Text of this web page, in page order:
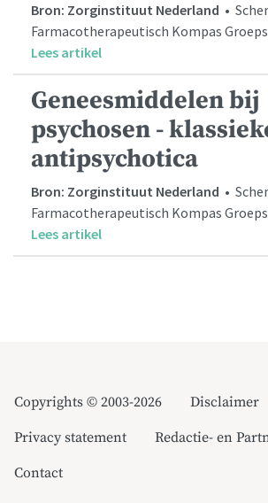
Bron: Zorginstituut Nederland •
Farmacotherapeutisch Kompas
Lees artikel
Geneesmiddelen bij
psychosen -
antipsychotica
Bron: Zorginstituut Nederland •
Farmacotherapeutisch Kompas
Lees artikel
Copyrights © 2003-2026
Disclaimer
Privacy statement
Redactie- en
Contact